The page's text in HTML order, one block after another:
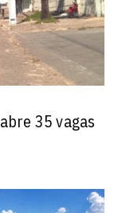
35 vagas